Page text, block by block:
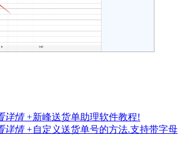
详情 +新峰送货单助理软件教程!
详情 +自定义送货单号的方法.支持带字母